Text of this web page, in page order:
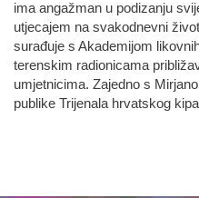
ima angažman u podizanju
utjecajem na svakodnevni
surađuje s Akademijom
terenskim radionicama
umjetnicima. Zajedno s
publike Trijenala hrvatskog